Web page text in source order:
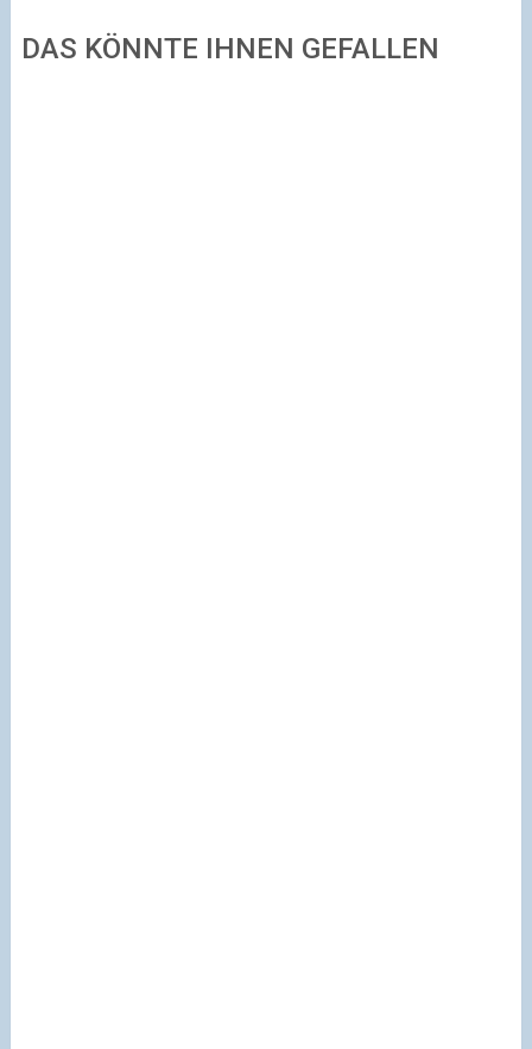
DAS KÖNNTE IHNEN GEFALLEN